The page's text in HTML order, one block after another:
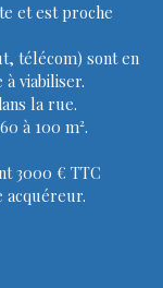
et est proche
télécom) sont en
viabiliser.
la rue.
à 100 m².
3000 € TTC
acquéreur.